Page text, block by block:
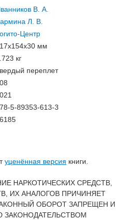
В. А.
Л. В.
Центр
мм
кг
переплет
5-89353-613-3
уценённая версия книги.
НАРКОТИЧЕСКИХ СРЕДСТВ,
ИХ АНАЛОГОВ ПРИЧИНЯЕТ
ОБОРОТ ЗАПРЕЩЕН И
ЗАКОНОДАТЕЛЬСТВОМ